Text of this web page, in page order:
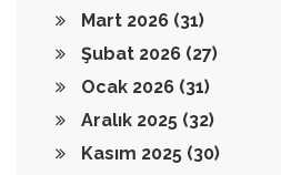
Mart 2026 (31)
Şubat 2026 (27)
Ocak 2026 (31)
Aralık 2025 (32)
Kasım 2025 (30)